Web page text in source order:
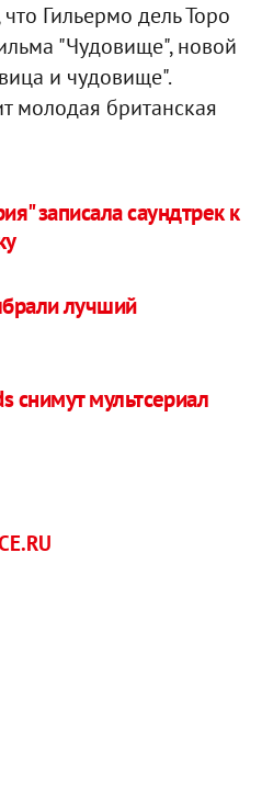
Гильермо дель Торо
"Чудовище", новой
и чудовище".
молодая британская
записала саундтрек к
лучший
снимут мультсериал